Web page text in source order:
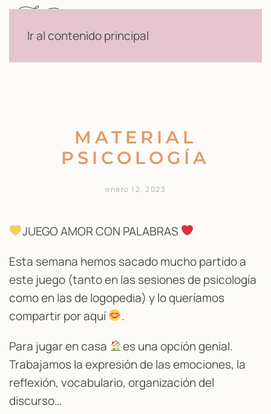
Ir al contenido principal
MATERIAL
PSICOLOGÍA
enero 12, 2023
JUEGO AMOR CON PALABRAS
Esta semana hemos sacado mucho partido a
este juego (tanto en las sesiones de psicología
como en las de logopedia) y lo queríamos
compartir por aquí
.
Para jugar en casa
es una opción genial.
Trabajamos la expresión de las emociones, la
reflexión, vocabulario, organización del
discurso…